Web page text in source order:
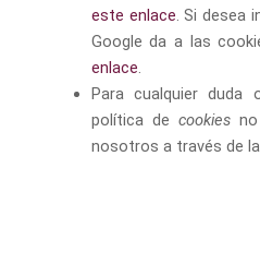
este enlace. Si desea
Google da a las
enlace.
Para cualquier
política de cookiesno
nosotros a través de